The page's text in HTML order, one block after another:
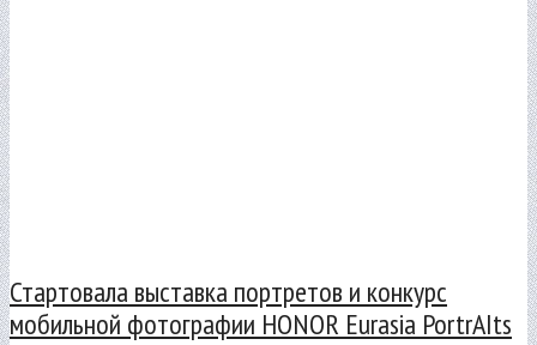
Стартовала выставка портретов и конкурс
мобильной фотографии HONOR Eurasia PortrAIts